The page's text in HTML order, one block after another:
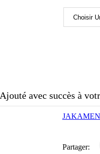
Catégories :
JAKAMEN
Partager:
Ajouté avec succès à